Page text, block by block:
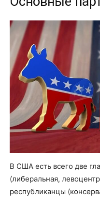
В США есть всего две
(либеральная,
республиканцы